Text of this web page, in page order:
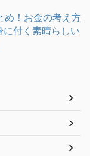
め！お金の考え方
付く素晴らしい